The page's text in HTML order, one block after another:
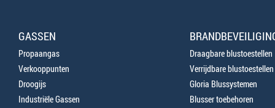
GASSEN
Propaangas
Verkooppunten
Droogijs
Industriële Gassen
Draagbare blustoestellen
Verrijdbare blustoestellen
Gloria Blussystemen
Blusser toebehoren